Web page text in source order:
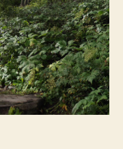
dans
le
Queyras